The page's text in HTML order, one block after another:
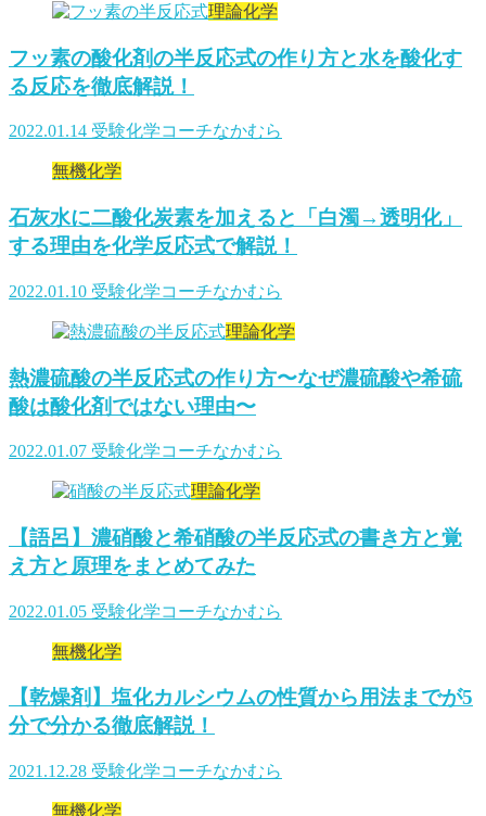
理論化学
フッ素の酸化剤の半反応式の作り方と水を酸化す
る反応を徹底解説！
2022.01.14 受験化学コーチなかむら
無機化学
石灰水に二酸化炭素を加えると「白濁→透明化」
する理由を化学反応式で解説！
2022.01.10 受験化学コーチなかむら
理論化学
熱濃硫酸の半反応式の作り方〜なぜ濃硫酸や希硫
酸は酸化剤ではない理由〜
2022.01.07 受験化学コーチなかむら
理論化学
【語呂】濃硝酸と希硝酸の半反応式の書き方と覚
え方と原理をまとめてみた
2022.01.05 受験化学コーチなかむら
無機化学
【乾燥剤】塩化カルシウムの性質から用法までが5
分で分かる徹底解説！
2021.12.28 受験化学コーチなかむら
無機化学